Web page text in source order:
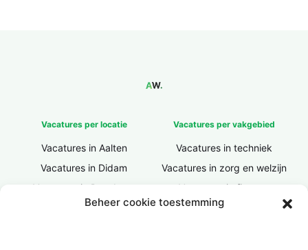
Beheer cookie toestemming
Vacatures per locatie
Vacatures in Aalten
Vacatures in Didam
Vacatures in Doesburg
Vacatures in Doetinchem
Vacatures per vakgebied
Vacatures in techniek
Vacatures in zorg en welzijn
Vacatures in finance
Vacatures in ICT / IT